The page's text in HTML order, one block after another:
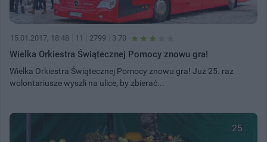
15.01.2017, 18:48 11 2799 3.70
Wielka Orkiestra Świątecznej Pomocy znowu gra!
Wielka Orkiestra Świątecznej Pomocy znowu gra! Już 25. raz
wolontariusze wyszli na ulice, by zbierać...
25